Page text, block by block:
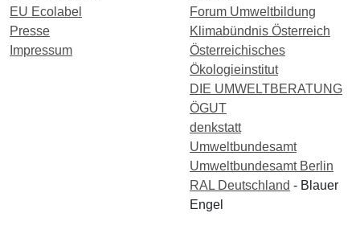
EU Ecolabel
Presse
Impressum
Forum Umweltbildung
Klimabündnis Österreich
Österreichisches
Ökologieinstitut
DIE UMWELTBERATUNG
ÖGUT
denkstatt
Umweltbundesamt
Umweltbundesamt Berlin
RAL Deutschland - Blauer
Engel